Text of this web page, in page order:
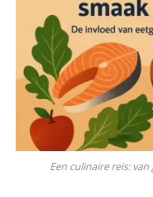
Een culinaire reis: